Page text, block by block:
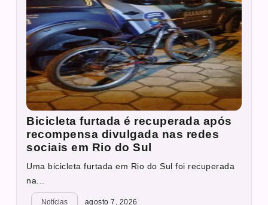
Bicicleta furtada é recuperada após
recompensa divulgada nas redes
sociais em Rio do Sul
Uma bicicleta furtada em Rio do Sul foi recuperada
na...
Notícias agosto 7, 2026